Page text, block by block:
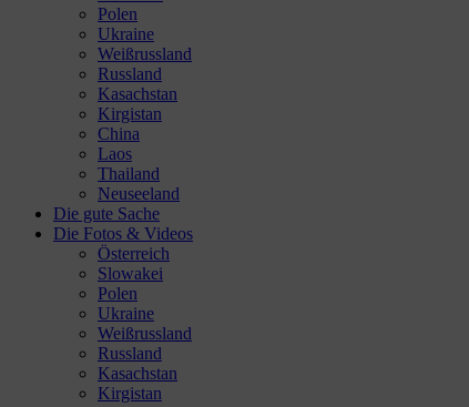
Polen
Ukraine
Weißrussland
Russland
Kasachstan
Kirgistan
China
Laos
Thailand
Neuseeland
Die gute Sache
Die Fotos & Videos
Österreich
Slowakei
Polen
Ukraine
Weißrussland
Russland
Kasachstan
Kirgistan